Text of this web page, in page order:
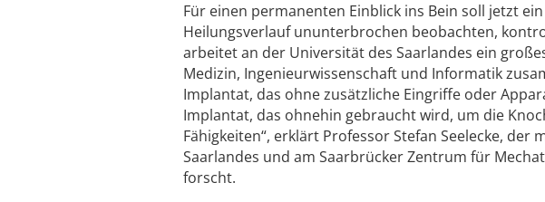
Für einen permanenten Einblick ins Bein soll jetzt
Heilungsverlauf ununterbrochen beobachten,
arbeitet an der Universität des Saarlandes ein
Medizin, Ingenieurwissenschaft und Informatik
Implantat, das ohne zusätzliche Eingriffe oder
Implantat, das ohnehin gebraucht wird, um die
Fähigkeiten“, erklärt Professor Stefan Seelecke, der
Saarlandes und am Saarbrücker Zentrum für
forscht.